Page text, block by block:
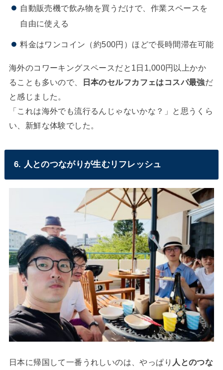
自動販売機で飲み物を買うだけで、作業スペースを
自由に使える
料金はワンコイン（約500円）ほどで長時間滞在可能
海外のコワーキングスペースだと1日1,000円以上かか
ることも多いので、
日本のセルフカフェはコスパ最強だ
と感じました。
「これは海外でも流行るんじゃないかな？」と思うくら
い、新鮮な体験でした。
6. 人とのつながりが生むリフレッシュ
日本に帰国して一番うれしいのは、やっぱり 人とのつな